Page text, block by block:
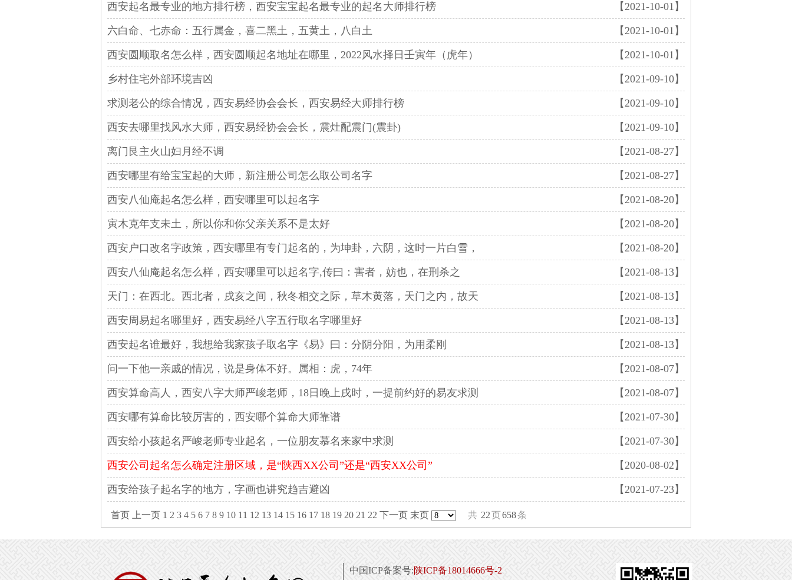
西安起名最专业的地方排行榜，西安宝宝起名最专业的起名大师排行榜 【2021-10-01】
六白命、七赤命：五行属金，喜二黑土，五黄土，八白土 【2021-10-01】
西安圆顺取名怎么样，西安圆顺起名地址在哪里，2022风水择日壬寅年（虎年） 【2021-10-01】
​乡村住宅外部环境吉凶 【2021-09-10】
求测老公的综合情况，西安易经协会会长，西安易经大师排行榜 【2021-09-10】
西安去哪里找风水大师，西安易经协会会长，震灶配震门(震卦) 【2021-09-10】
离门艮主火山妇月经不调 【2021-08-27】
西安哪里有给宝宝起的大师，新注册公司怎么取公司名字 【2021-08-27】
西安八仙庵起名怎么样，西安哪里可以起名字 【2021-08-20】
寅木克年支未土，所以你和你父亲关系不是太好 【2021-08-20】
西安户口改名字政策，西安哪里有专门起名的，为坤卦，六阴，这时一片白雪， 【2021-08-20】
​西安八仙庵起名怎么样，西安哪里可以起名字,传曰：害者，妨也，在刑杀之 【2021-08-13】
天门：在西北。西北者，戌亥之间，秋冬相交之际，草木黄落，天门之内，故天 【2021-08-13】
西安周易起名哪里好，西安易经八字五行取名字哪里好 【2021-08-13】
西安起名谁最好，我想给我家孩子取名字《易》曰：分阴分阳，为用柔刚 【2021-08-13】
问一下他一亲戚的情况，说是身体不好。属相：虎，74年 【2021-08-07】
西安算命高人，西安八字大师严峻老师，18日晚上戌时，一提前约好的易友求测 【2021-08-07】
西安哪有算命比较厉害的，西安哪个算命大师靠谱 【2021-07-30】
西安给小孩起名严峻老师专业起名，一位朋友慕名来家中求测 【2021-07-30】
西安公司起名怎么确定注册区域，是“陕西XX公司”还是“西安XX公司” 【2020-08-02】
西安给孩子起名字的地方，字画也讲究趋吉避凶 【2021-07-23】
首页 上一页 1 2 3 4 5 6 7 8 9 10 11 12 13 14 15 16 17 18 19 20 21 22 下一页 末页 共 22页658条
中国ICP备案号:陕ICP备18014666号-2